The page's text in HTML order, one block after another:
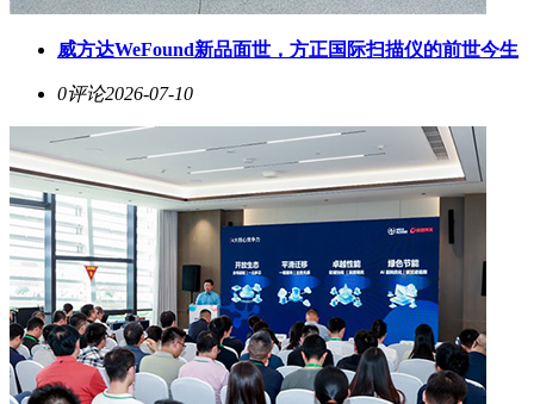
威方达WeFound新品面世，方正国际扫描仪的前世今生
0评论2026-07-10